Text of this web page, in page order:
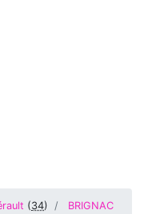
(34)
BRIGNAC